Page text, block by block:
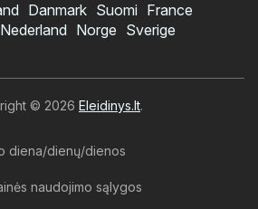
Danmark Suomi France
Nederland Norge Sverige
© 2026 Eleidinys.lt.
diena/dienų/dienos
naudojimo sąlygos